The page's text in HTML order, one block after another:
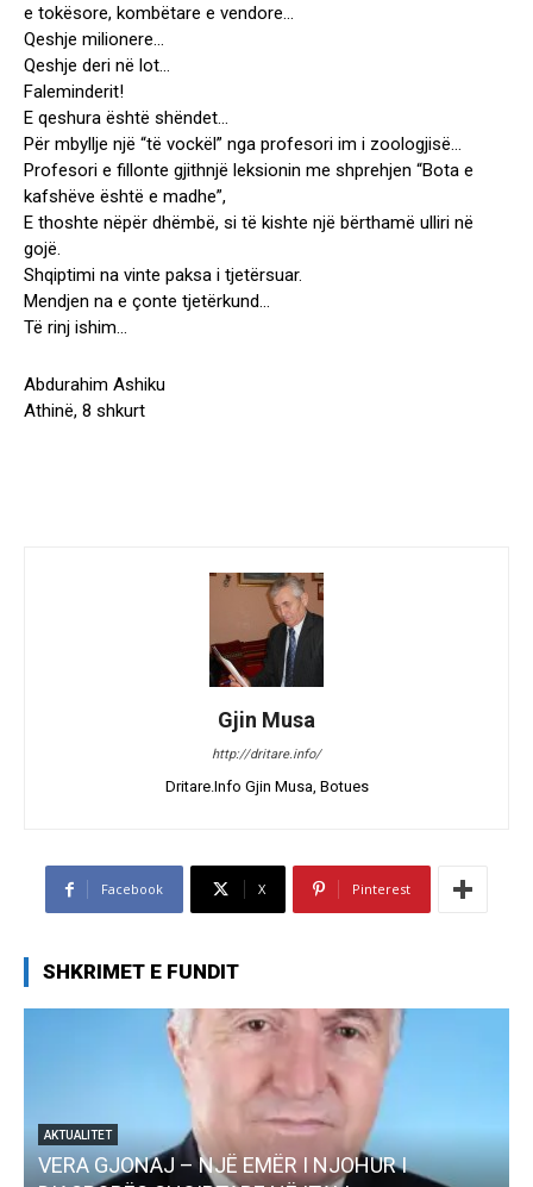
e tokësore, kombëtare e vendore…
Qeshje milionere…
Qeshje deri në lot…
Faleminderit!
E qeshura është shëndet…
Për mbyllje një “të vockël” nga profesori im i zoologjisë…
Profesori e fillonte gjithnjë leksionin me shprehjen “Bota e
kafshëve është e madhe”,
E thoshte nëpër dhëmbë, si të kishte një bërthamë ulliri në
gojë.
Shqiptimi na vinte paksa i tjetërsuar.
Mendjen na e çonte tjetërkund…
Të rinj ishim…
Abdurahim Ashiku
Athinë, 8 shkurt
Gjin Musa
http://dritare.info/
Dritare.Info Gjin Musa, Botues
Facebook X Pinterest
SHKRIMET E FUNDIT
AKTUALITET